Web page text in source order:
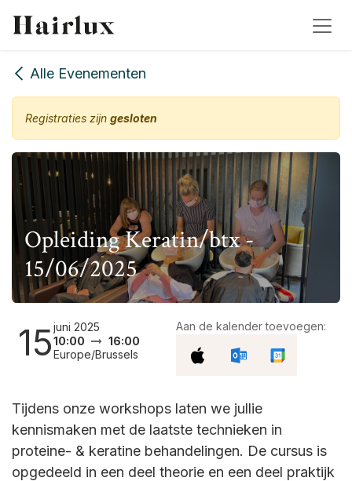
Alle Evenementen
Registraties zijn gesloten
Opleiding Keratin/btx -
15/06/2025
15juni 2025
10:00
16:00
Europe/Brussels
Aan de kalender toevoegen:
Tijdens onze workshops laten we jullie
kennismaken met de laatste technieken in
proteine- & keratine behandelingen. De cursus is
opgedeeld in een deel theorie en een deel praktijk